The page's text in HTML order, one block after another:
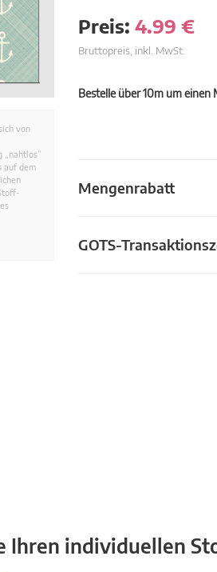
Preis: 4.99 €
Bruttopreis, inkl. MwSt.
Bestelle über 10m um
Mengenrabatt
GOTS-
von
„nahtlos”
auf dem
Ihren individuellen